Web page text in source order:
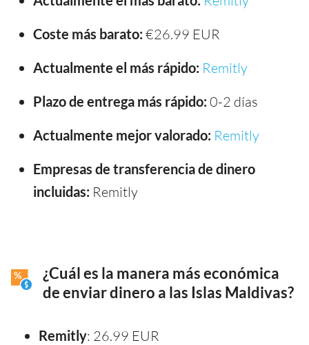
Coste más barato: €26.99 EUR
Actualmente el más rápido: Remitly
Plazo de entrega más rápido: 0-2 días
Actualmente mejor valorado: Remitly
Empresas de transferencia de dinero
incluidas: Remitly
¿Cuál es la manera más económica
de enviar dinero a las Islas Maldivas?
Remitly: 26.99 EUR